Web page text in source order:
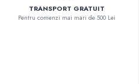
TRANSPORT GRATUIT
Pentru comenzi mai mari de 500 Lei